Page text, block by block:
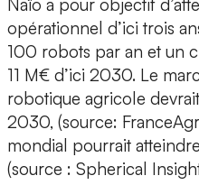
Naïo a pour objectif
opérationnel d’ici trois
100 robots par an et un
11 M€ d’ici 2030. Le
robotique agricole
2030, (source:
mondial pourrait
(source : Spherical